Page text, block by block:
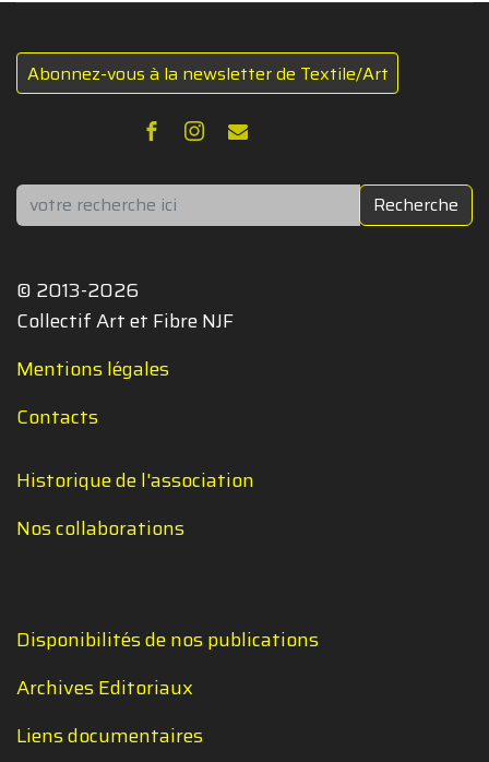
Abonnez-vous à la newsletter de Textile/Art
Rechercher Recherche
© 2013-2026
Collectif Art et Fibre NJF
Mentions légales
Contacts
Historique de l'association
Nos collaborations
Disponibilités de nos publications
Archives Editoriaux
Liens documentaires